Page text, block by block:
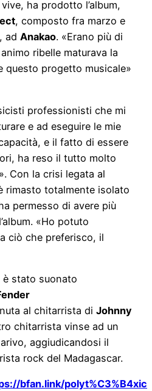
ha prodotto l’album,
, composto fra marzo e
ad Anakao. «Erano più di
ribelle maturava la
questo progetto musicale»
professionisti che mi
e ad eseguire le mie
e il fatto di essere
ha reso il tutto molto
Con la crisi legata al
rimasto totalmente isolato
permesso di avere più
«Ho potuto
ciò che preferisco, il
stato suonato
al chitarrista di Johnny
chitarrista vinse ad un
aggiudicandosi il
rock del Madagascar.
bfan.link/polyt%C3%B4xic